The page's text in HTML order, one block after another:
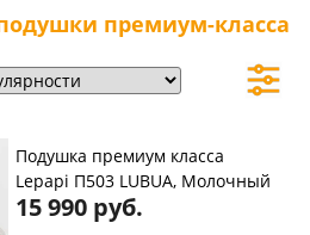
премиум-класса
Подушка премиум класса
Lepapi П503 LUBUA, Молочный
15 990 руб.